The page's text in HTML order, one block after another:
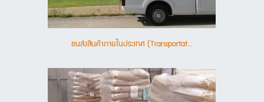
ขนส่งสินค้าภายในประเทศ (Transportat...